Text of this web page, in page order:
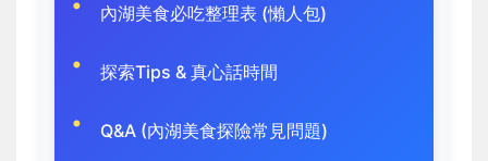
內湖美食必吃整理表 (懶人包)
探索Tips & 真心話時間
Q&A (內湖美食探險常見問題)